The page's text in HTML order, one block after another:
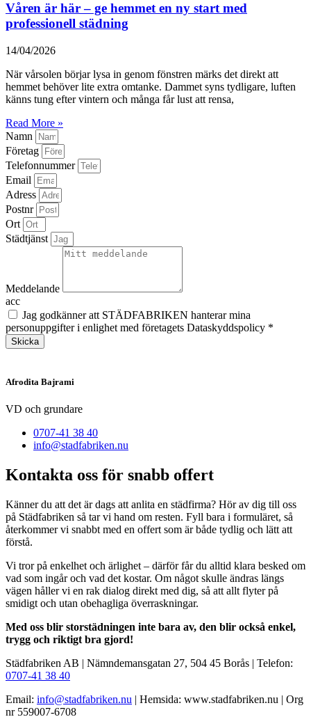
Våren är här – ge hemmet en ny start med
professionell städning
14/04/2026
När vårsolen börjar lysa in genom fönstren märks det direkt att
hemmet behöver lite extra omtanke. Dammet syns tydligare, luften
känns tung efter vintern och många får lust att rensa,
Read More »
Namn
Företag
Telefonnummer
Email
Adress
Postnr
Ort
Städtjänst
Meddelande
acc
Jag godkänner att STÄDFABRIKEN hanterar mina
personuppgifter i enlighet med företagets Dataskyddspolicy *
Skicka
Afrodita Bajrami
VD och grundare
0707-41 38 40
info@stadfabriken.nu
Kontakta oss för snabb offert
Känner du att det är dags att anlita en städfirma? Hör av dig till oss
på Städfabriken så tar vi hand om resten. Fyll bara i formuläret, så
återkommer vi snabbt med en offert som är både tydlig och lätt att
förstå.
Vi tror på enkelhet och ärlighet – därför får du alltid klara besked om
vad som ingår och vad det kostar. Om något skulle ändras längs
vägen håller vi en rak dialog direkt med dig, så att allt flyter på
smidigt och utan obehagliga överraskningar.
Med oss blir storstädningen inte bara av, den blir också enkel,
trygg och riktigt bra gjord!
Städfabriken AB | Nämndemansgatan 27, 504 45 Borås | Telefon:
0707-41 38 40
Email: info@stadfabriken.nu | Hemsida: www.stadfabriken.nu | Org
nr 559007-6708